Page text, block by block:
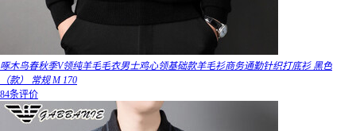
啄木鸟春秋季V领纯羊毛毛衣男士鸡心领基础款羊毛衫商务通勤针织打底衫 黑色
（款） 常规 M 170
84条评价